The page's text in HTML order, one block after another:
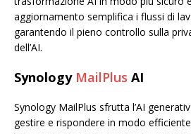
aggiornamento semplifica i flussi di
garantendo il pieno controllo sulla
dell’AI.
Synology MailPlus AI
Synology MailPlus sfrutta l’AI
gestire e rispondere in modo